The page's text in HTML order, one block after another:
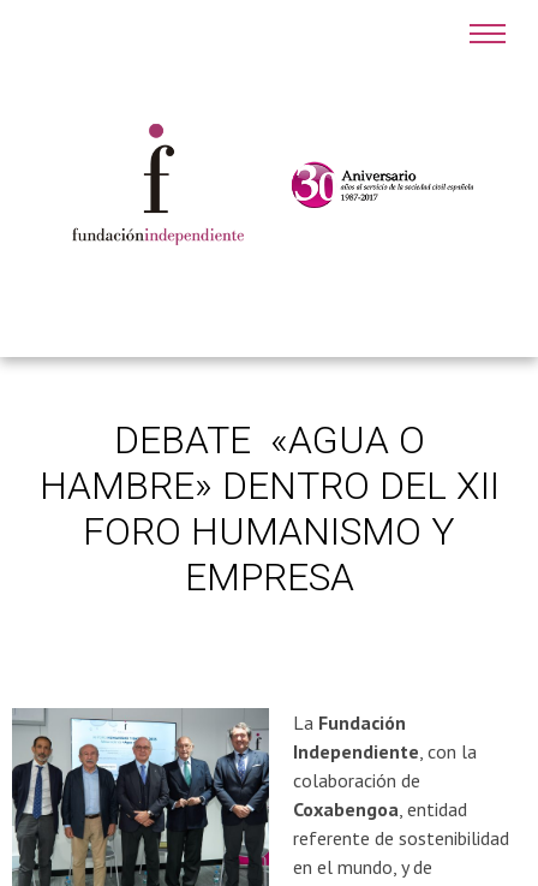
DEBATE «AGUA O
HAMBRE» DENTRO DEL XII
FORO HUMANISMO Y
EMPRESA
La Fundación
Independiente , con la
colaboración de
Coxabengoa , entidad
referente de sostenibilidad
en el mundo, y de